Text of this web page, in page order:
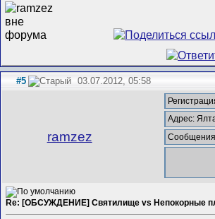
#5 03.07.2012, 05:58
ramzez
Адрес:
Re: [ОБСУЖДЕНИЕ] Святилище vs Непокорные